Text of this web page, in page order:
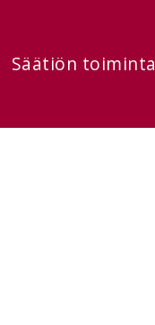
Säätiön toiminta